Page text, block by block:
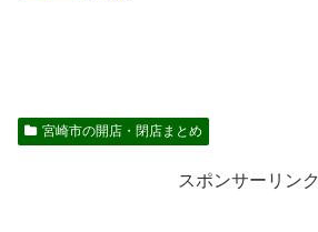
宮崎市の開店・閉店まとめ
スポンサーリンク